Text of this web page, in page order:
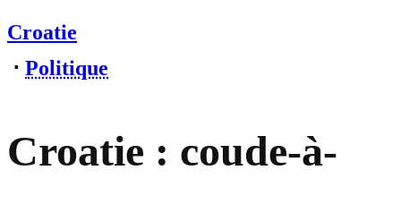
Croatie
⋅ Politique
Croatie : coude-à-